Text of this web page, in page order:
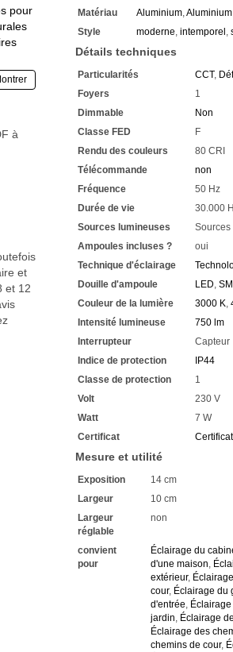
lumineuse sur la terrasse
Egalement adapté au jardin
L'applique murale LED
La lumière s'allume
Elle s'éteint
Le capteur de mouvement
La lumière qui s'allume
Le luminaire s'harmonise
modernes
Pour des solutions
Mais cette applique
La combinaison des formes
Le corps se présente sous
Le spot est intégré dans la
Fabriqué en aluminium
Ce matériau est résistant
230V / 50Hz mesure la
Le modèle est conçu pour
La classe de protection est
Pour les pièces humides et
Très bien adapté à la cave
Protection contre les
les côtés
La largeur est de 10 cm
Avec une hauteur de 19 cm
Très faible consommation
Avec une puissance
2300 Kelvin blanc chaud
3200 kelvins blanc chaud
4000 kelvins blanc neutre
Le rendu des couleurs est
Le soir, vous voyez le
Une durée de vie
Vous avez chez nous une
Si vous avez des
Renseignez-vous sur les
Nous attendons vos
pour
à
et
et 12
Matériau
Aluminium,
Style
moderne, intemporel ,
Détails techniques
Particularités CCT,
Foyers
1
Dimmable
Non
Classe FED
F
Rendu des couleurs
80 CRI
Télécommande
non
Fréquence
50 Hz
Durée de vie
30.000
Sources lumineuses
Sources
Ampoules incluses ?
oui
Technique d'éclairage
Douille d'ampoule
LED,
Couleur de la lumière
3000 K,
Intensité lumineuse
750 lm
Interrupteur
Capteur
Indice de protection
IP44
Classe de protection
1
Volt
230 V
Watt
7 W
Certificat
Mesure et utilité
Exposition
14 cm
Largeur
10 cm
Largeur
réglable
non
convient
pour
Éclairage du
d'une maison,
extérieur,
cour, Éclairage du
d'entrée,
jardin, Éclairage
Éclairage des
chemins de cour,